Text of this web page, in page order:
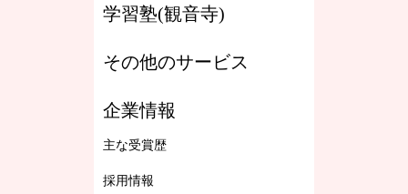
学習塾(観音寺)
その他のサービス
企業情報
主な受賞歴
採用情報